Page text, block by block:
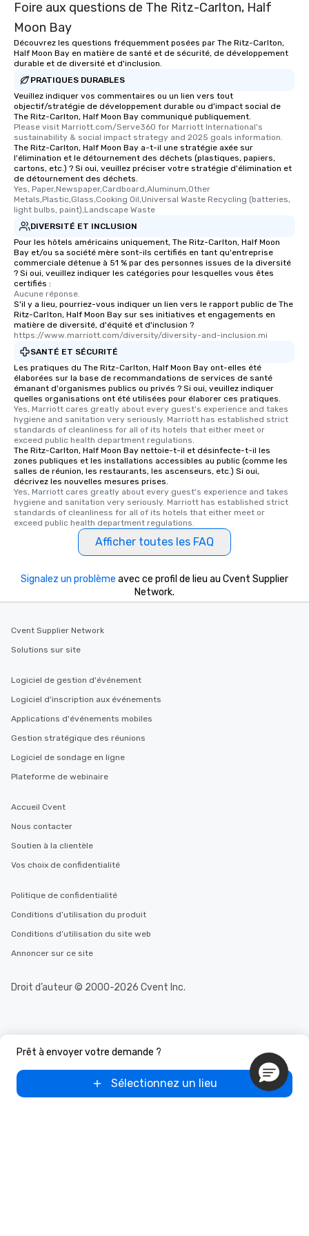
Foire aux questions de The Ritz-Carlton, Half
Moon Bay
Découvrez les questions fréquemment posées par The Ritz-Carlton,
Half Moon Bay en matière de santé et de sécurité, de développement
durable et de diversité et d'inclusion.
PRATIQUES DURABLES
Veuillez indiquer vos commentaires ou un lien vers tout
objectif/stratégie de développement durable ou d'impact social de
The Ritz-Carlton, Half Moon Bay communiqué publiquement.
Please visit Marriott.com/Serve360 for Marriott International's
sustainability & social impact strategy and 2025 goals information.
The Ritz-Carlton, Half Moon Bay a-t-il une stratégie axée sur
l'élimination et le détournement des déchets (plastiques, papiers,
cartons, etc.) ? Si oui, veuillez préciser votre stratégie d'élimination et
de détournement des déchets.
Yes, Paper,Newspaper,Cardboard,Aluminum,Other
Metals,Plastic,Glass,Cooking Oil,Universal Waste Recycling (batteries,
light bulbs, paint),Landscape Waste
DIVERSITÉ ET INCLUSION
Pour les hôtels américains uniquement, The Ritz-Carlton, Half Moon
Bay et/ou sa société mère sont-ils certifiés en tant qu'entreprise
commerciale détenue à 51 % par des personnes issues de la diversité
? Si oui, veuillez indiquer les catégories pour lesquelles vous êtes
certifiés :
Aucune réponse.
S'il y a lieu, pourriez-vous indiquer un lien vers le rapport public de The
Ritz-Carlton, Half Moon Bay sur ses initiatives et engagements en
matière de diversité, d'équité et d'inclusion ?
https://www.marriott.com/diversity/diversity-and-inclusion.mi
SANTÉ ET SÉCURITÉ
Les pratiques du The Ritz-Carlton, Half Moon Bay ont-elles été
élaborées sur la base de recommandations de services de santé
émanant d'organismes publics ou privés ? Si oui, veuillez indiquer
quelles organisations ont été utilisées pour élaborer ces pratiques.
Yes, Marriott cares greatly about every guest's experience and takes
hygiene and sanitation very seriously. Marriott has established strict
standards of cleanliness for all of its hotels that either meet or
exceed public health department regulations.
The Ritz-Carlton, Half Moon Bay nettoie-t-il et désinfecte-t-il les
zones publiques et les installations accessibles au public (comme les
salles de réunion, les restaurants, les ascenseurs, etc.) Si oui,
décrivez les nouvelles mesures prises.
Yes, Marriott cares greatly about every guest's experience and takes
hygiene and sanitation very seriously. Marriott has established strict
standards of cleanliness for all of its hotels that either meet or
exceed public health department regulations.
Afficher toutes les FAQ
Prêt à envoyer votre demande ?
Sélectionnez un lieu
Signalez un problème avec ce profil de lieu au Cvent Supplier
Network.
Cvent Supplier Network
Solutions sur site
Logiciel de gestion d'événement
Logiciel d'inscription aux événements
Applications d'événements mobiles
Gestion stratégique des réunions
Logiciel de sondage en ligne
Plateforme de webinaire
Accueil Cvent
Nous contacter
Soutien à la clientèle
Vos choix de confidentialité
Politique de confidentialité
Conditions d’utilisation du produit
Conditions d’utilisation du site web
Annoncer sur ce site
Droit d’auteur © 2000-2026 Cvent Inc.